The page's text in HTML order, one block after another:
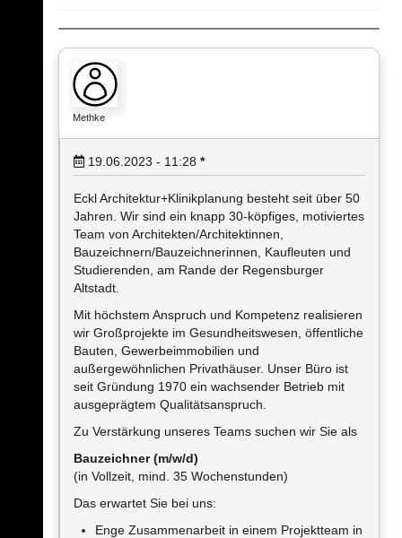
Methke
19.06.2023 - 11:28 *
Eckl Architektur+Klinikplanung besteht seit über 50
Jahren. Wir sind ein knapp 30-köpfiges, motiviertes
Team von Architekten/Architektinnen,
Bauzeichnern/Bauzeichnerinnen, Kaufleuten und
Studierenden, am Rande der Regensburger
Altstadt.
Mit höchstem Anspruch und Kompetenz realisieren
wir Großprojekte im Gesundheitswesen, öffentliche
Bauten, Gewerbeimmobilien und
außergewöhnlichen Privathäuser. Unser Büro ist
seit Gründung 1970 ein wachsender Betrieb mit
ausgeprägtem Qualitätsanspruch.
Zu Verstärkung unseres Teams suchen wir Sie als
Bauzeichner (m/w/d)
(in Vollzeit, mind. 35 Wochenstunden)
Das erwartet Sie bei uns:
Enge Zusammenarbeit in einem Projektteam in